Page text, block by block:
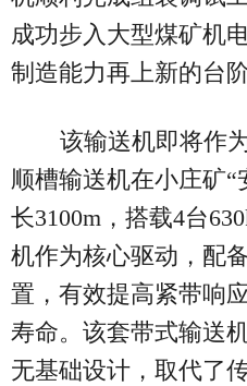
成功步入大型煤矿机
制造能力再上新的台阶
该输送机即将作
顺槽输送机在小庄矿
长3100m，搭载4台
机作为核心驱动，配
置，有效提高紧带响
寿命。该套带式输送
无基础设计，取代了